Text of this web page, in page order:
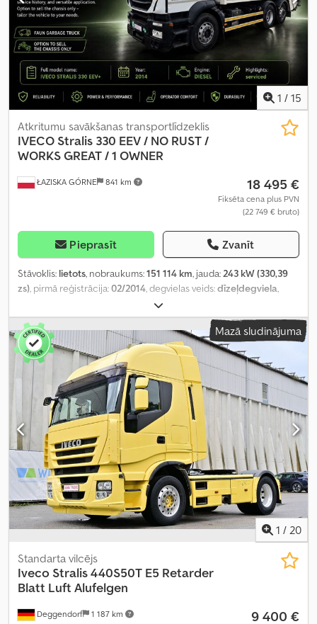
1 / 15
ŁAZISKA GÓRNE 841 km
Atkritumu savākšanas transportlīdzeklis
IVECO Stralis 330 EEV / NO RUST /
WORKS GREAT / 1 OWNER
18 495 €
Fiksēta cena plus PVN
(22 749 € bruto)
Pieprasīt Zvanīt
Stāvoklis: lietots, nobraukums:151 114 km, jauda: 243 kW (330,39
zs) , pirmā reģistrācija:02/2014 , degvielas veids:dīzeļdegviela
, riepu stāvoklis:
konfigurācija:6x2, riteņu bāze:3 810 mm, degviela:dīzeļdegviela,
bremzes:retardētājs, krāsa:balts, pārnesuma veids:automātisks,
emisijas klase: Euro 5 , kopējais garums:9 500 mm, kopējais
platums:
2 500 mm, kopējais augstums: 3 850 mm
, iekraušanas
telpas tilpums:27 m³, Ražošanas gads:2014 , Aprīkojums:
ABS,
AdBlue, borta dators, centrālā atslēga, diferenciāļa bloķētājs,
elektriskais logu regulators, elektriski regulējams spogulis, gaisa
kondicionēšana, miglas lukturi, retardētājs, spoileris, stūres
pastiprinātājs,
Mazā sludinājuma
1 / 20
Deggendorf 1 187 km
Standarta vilcējs
Iveco Stralis 440S50T E5 Retarder
Blatt Luft Alufelgen
9 400 €